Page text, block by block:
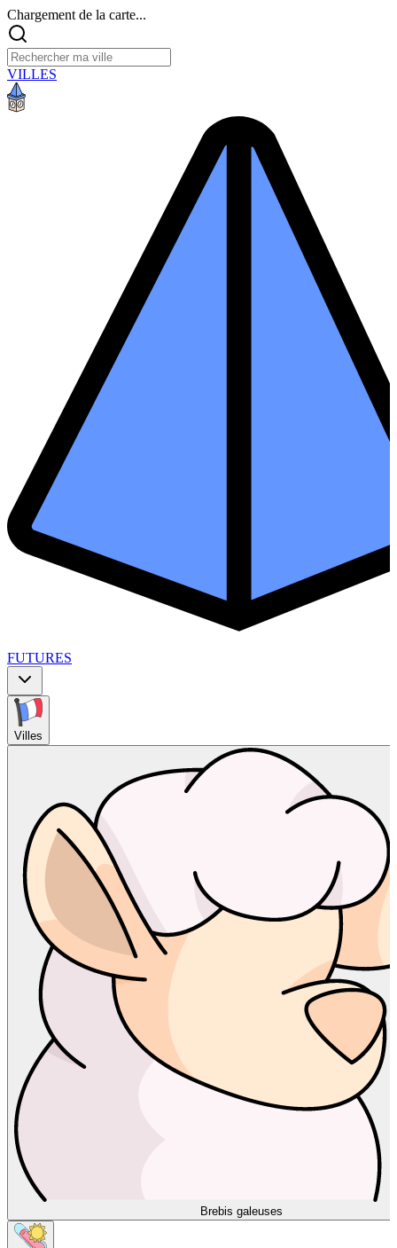
Chargement de la carte...
VILLES
FUTURES
Villes
Brebis galeuses